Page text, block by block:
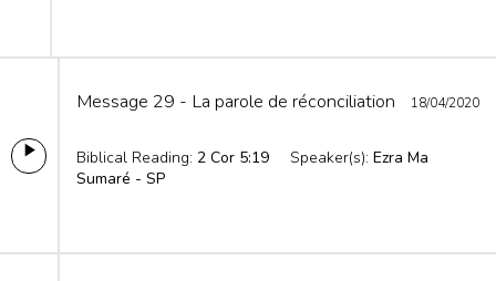
Message 29 - La parole de réconciliation 18/04/2020
Biblical Reading: 2 Cor 5:19 Speaker(s): Ezra Ma
Sumaré - SP